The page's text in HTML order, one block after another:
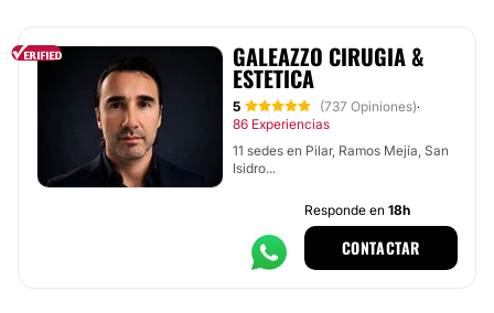
GALEAZZO CIRUGIA &
ESTETICA
5 (737 Opiniones)·
86 Experiencias
11 sedes en Pilar, Ramos Mejía, San
Isidro...
Responde en 18h
CONTACTAR